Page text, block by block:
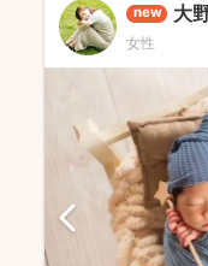
new 大
女性